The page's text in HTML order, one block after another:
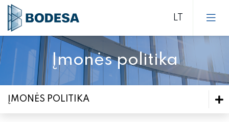
Įmonės politika
Techninė bazė ir galimybės
Įmonės politika
ĮMONĖS POLITIKA